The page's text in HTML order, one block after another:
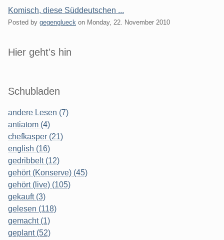
Komisch, diese Süddeutschen ...
Posted by gegenglueck on Monday, 22. November 2010
Sidebar
Hier geht's hin
Schubladen
andere Lesen (7)
antiatom (4)
chefkasper (21)
english (16)
gedribbelt (12)
gehört (Konserve) (45)
gehört (live) (105)
gekauft (3)
gelesen (118)
gemacht (1)
geplant (52)